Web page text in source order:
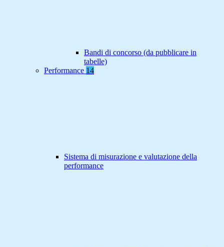
Bandi di concorso (da pubblicare in
tabelle)
Performance 14
Sistema di misurazione e valutazione della
performance